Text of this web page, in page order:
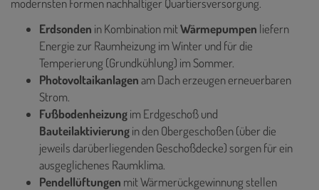
modernsten Formen nachhaltiger Quartiersversorgung.
Erdsonden in Kombination mitWärmepumpen liefern
Energie zur Raumheizung im Winter und für die
Temperierung (Grundkühlung) im Sommer.
Photovoltaikanlagenam Dach erzeugen erneuerbaren
Strom.
Fußbodenheizungim Erdgeschoß und
Bauteilaktivierungin den Obergeschoßen (über die
jeweils darüberliegenden Geschoßdecke) sorgen für ein
ausgeglichenes Raumklima.
Pendellüftungen mit Wärmerückgewinnung stellen